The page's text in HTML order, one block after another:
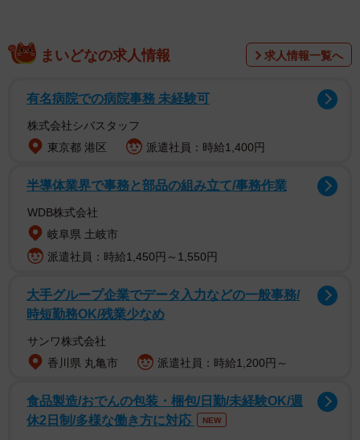
チョコスプレーとも呼ばれ、小さなチョコにピンクや黄
色、白などで色づけされた「ケーキ材料」。カラフルさが
特徴で、たくさん頬張ったときの小気味よい食感はあるも
のの、味はいわゆるチョコだ。
そんな脇役的存在だったのに、数年前からSNSでは、カラ
るように。そして、最近はメーカーによるスイーツでも
「主役」となりつつある。
まいどなの求人情報 求人情報一覧へ
有名病院での病院事務 未経験可
株式会社シバスタッフ
東京都 港区
派遣社員：時給1,400円
半導体業界で事務と部品の組み立て/事務作業
WDB株式会社
岐阜県 土岐市
派遣社員：時給1,450円～1,550円
大手グループ企業でデータ入力などの一般事務/
時短勤務OK/残業少なめ
サンワ株式会社
香川県 丸亀市
派遣社員：時給1,200円～
食品製造/おでんの包装・梱包/日勤/未経験OK/週
休2日制/多様な働き方に対応
NEW